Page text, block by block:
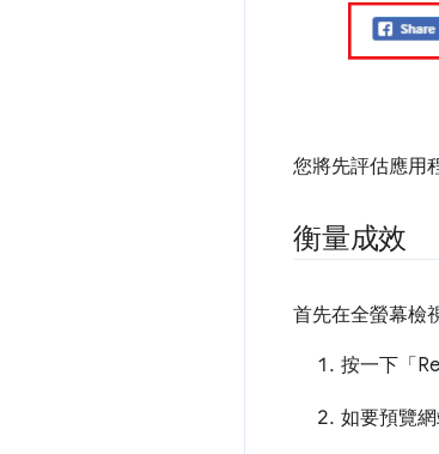
您將先評估應用
衡量成效
首先在全螢幕檢
按一下「
如要預覽